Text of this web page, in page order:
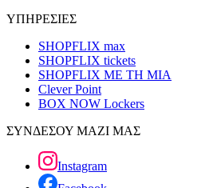
ΥΠΗΡΕΣΙΕΣ
SHOPFLIX max
SHOPFLIX tickets
SHOPFLIX ΜΕ ΤΗ ΜΙΑ
Clever Point
BOX NOW Lockers
ΣΥΝΔΕΣΟΥ ΜΑΖΙ ΜΑΣ
Instagram